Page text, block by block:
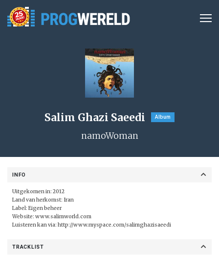
Salim Ghazi Saeedi Album
namoWoman
INFO
Uitgekomen in: 2012
Land van herkomst: Iran
Label: Eigen beheer
Website: www.salimworld.com
Luisteren kan via: http://www.myspace.com/salimghazisaeedi
TRACKLIST